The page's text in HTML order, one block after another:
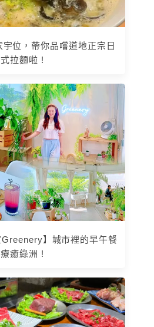
位，帶你品嚐道地正宗日
式拉麵啦 !
Greenery】城市裡的早午餐
療癒綠洲 !